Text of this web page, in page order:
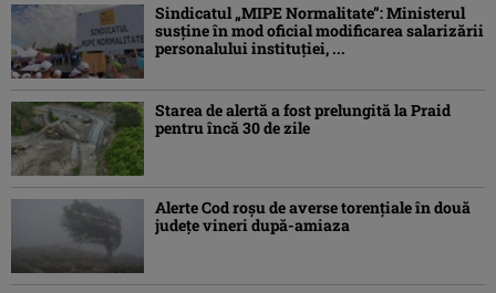
Sindicatul „MIPE Normalitate”: Ministerul
susține în mod oficial modificarea salarizării
personalului instituției, ...
Starea de alertă a fost prelungită la Praid
pentru încă 30 de zile
Alerte Cod roşu de averse torenţiale în două
județe vineri după-amiaza